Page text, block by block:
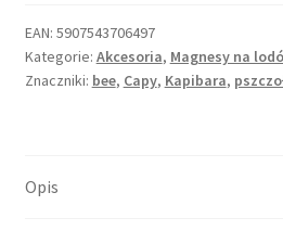
EAN: 5907543706497
Kategorie: Akcesoria, Magnesy na
Znaczniki: bee, Capy, Kapibara,
Opis